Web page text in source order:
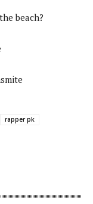
beach?
rapper pk